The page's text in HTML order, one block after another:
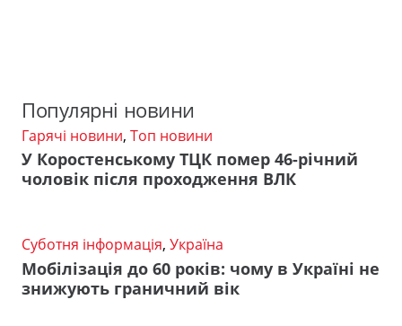
Популярні новини
Гарячі новини, Топ новини
У Коростенському ТЦК помер 46-річний
чоловік після проходження ВЛК
Суботня інформація, Україна
Мобілізація до 60 років: чому в Україні не
знижують граничний вік